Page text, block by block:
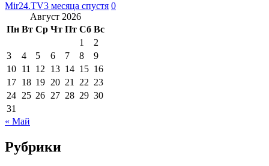
Mir24.TV3 месяца спустя 0
Август 2026
Пн Вт Ср Чт Пт Сб Вс
1
2
3
4 5 6 7 8
9
10 11 12 13 14 15 16
17 18 19 20 21 22 23
24 25 26 27 28 29 30
31
« Май
Рубрики